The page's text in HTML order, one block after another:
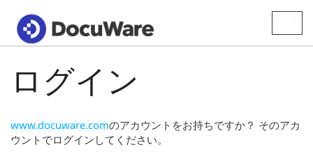
ログイン
www.docuware.comのアカウントをお持ちですか？ そのアカ
ウントでログインしてください。